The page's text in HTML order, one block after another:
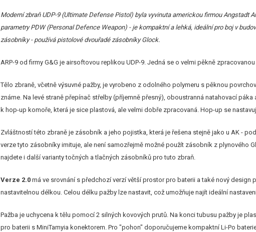
Moderní zbraň UDP-9 (Ultimate Defense Pistol) byla vyvinuta americkou firmou Angstadt
parametry PDW (Personal Defence Weapon) - je kompaktní a lehká, ideální pro boj v
zásobníky - používá pistolové dvouřadé zásobníky Glock.
ARP-9 od firmy G&G je airsoftovou replikou UDP-9. Jedná se o velmi pěkně
Tělo zbraně, včetně výsuvné pažby, je vyrobeno z odolného polymeru s pěknou
známe. Na levé straně přepínač střelby (příjemně přesný), oboustranná natahovací
k hop-up komoře, která je sice plastová, ale velmi dobře zpracovaná. Hop-up se
Zvláštností této zbraně je zásobník a jeho pojistka, která je řešena stejně jako u AK -
verze tyto zásobníky imituje, ale není samozřejmě možné použít zásobník z plynového
najdete i další varianty točných a tlačných zásobníků pro tuto zbraň.
Verze 2.0 má ve srovnání s předchozí verzí větší prostor pro baterii a také nový design
nastavitelnou délkou. Celou délku pažby lze nastavit, což umožňuje najít ideální
Pažba je uchycena k tělu pomocí 2 silných kovových prutů. Na konci tubusu pažby je
pro baterii s MiniTamyia konektorem. Pro "pohon" doporučujeme kompaktní Li-Po